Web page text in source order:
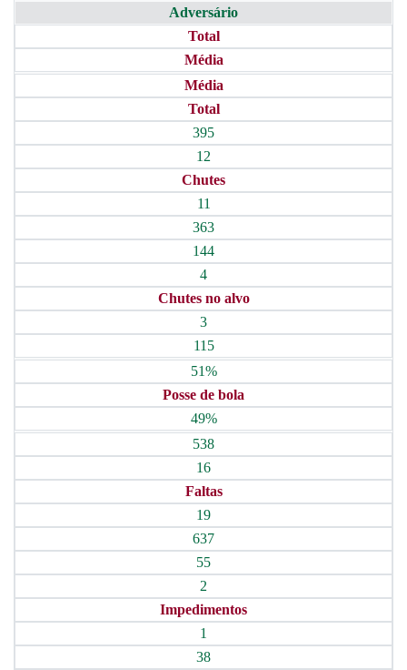
Adversário
Total
Média
Média
Total
395
12
Chutes
11
363
144
4
Chutes no alvo
3
115
51%
Posse de bola
49%
538
16
Faltas
19
637
55
2
Impedimentos
1
38